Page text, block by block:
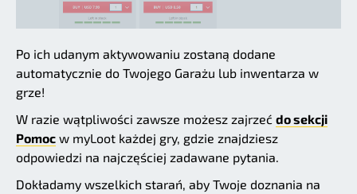
Po ich udanym aktywowaniu zostaną dodane
automatycznie do Twojego Garażu lub inwentarza w
grze!
W razie wątpliwości zawsze możesz zajrzeć do sekcji
Pomoc w myLoot każdej gry, gdzie znajdziesz
odpowiedzi na najczęściej zadawane pytania.
Dokładamy wszelkich starań, aby Twoje doznania na